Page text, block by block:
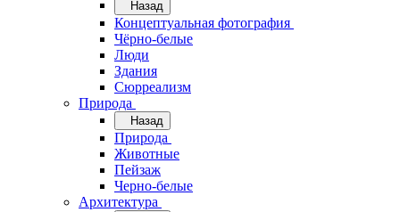
Назад
Концептуальная фотография
Чёрно-белые
Люди
Здания
Сюрреализм
Природа
Назад
Природа
Животные
Пейзаж
Черно-белые
Архитектура